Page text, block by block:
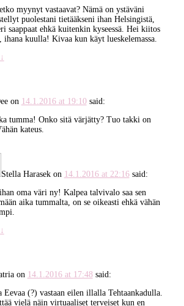
myynyt vastaavat? Nämä on ystäväni
puolestani tietääkseni ihan Helsingistä,
saappaat ehkä kuitenkin kyseessä. Hei kiitos
ihana kuulla! Kivaa kun käyt lueskelemassa.
↓
on 14.1.2016 at 19:10 said:
tumma! Onko sitä värjätty? Tuo takki on
kateus.
Stella Harasekon 14.1.2016 at 22:16 said:
oma väri ny! Kalpea talvivalo saa sen
aika tummalta, on se oikeasti ehkä vähän
↓
on 14.1.2016 at 17:48 said:
Eevaa (?) vastaan eilen illalla Tehtaankadulla.
vielä näin virtuaaliset terveiset kun en